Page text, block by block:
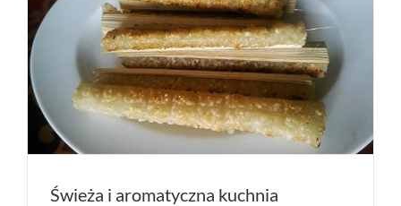
Świeża i aromatyczna kuchnia